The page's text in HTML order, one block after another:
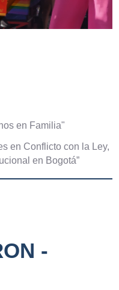
en Familia"
en Conflicto con la Ley,
en Bogotá”
-